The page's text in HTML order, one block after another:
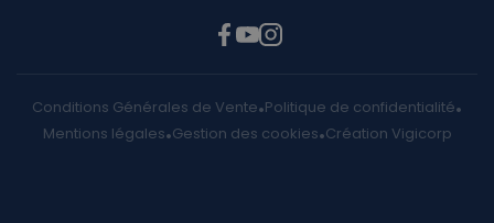
Conditions Générales de Vente Politique de confidentialité
Mentions légales Gestion des cookies Création Vigicorp